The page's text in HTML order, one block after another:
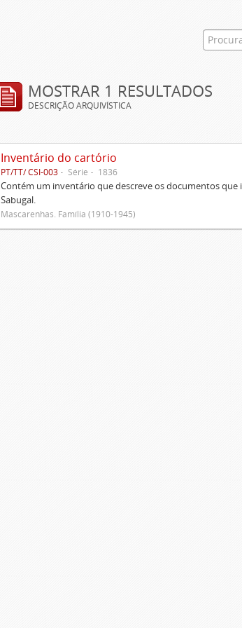
MOSTRAR 1 RESULTADOS
DESCRIÇÃO ARQUIVÍSTICA
Inventário do cartório
PT/TT/ CSI-003 Série 1836
Contém um inventário que descreve os documentos que
Sabugal.
Mascarenhas. Família (1910-1945)